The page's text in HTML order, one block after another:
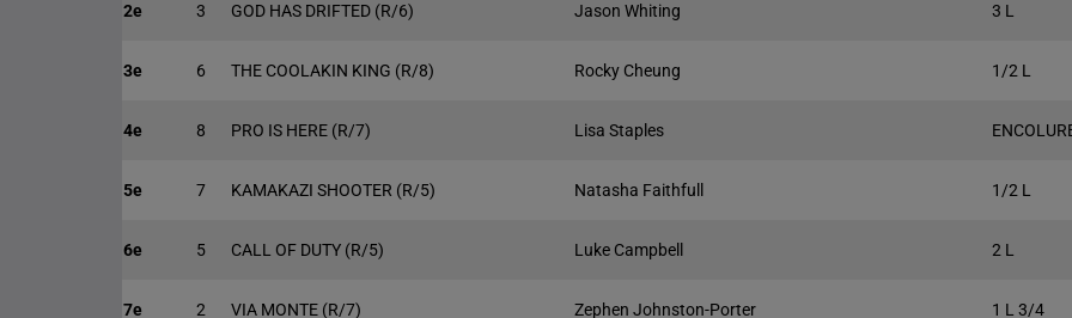
2e 3 GOD HAS DRIFTED (R/6) Jason Whiting 3 L
3e 6 THE COOLAKIN KING (R/8) Rocky Cheung 1/2 L
4e 8 PRO IS HERE (R/7) Lisa Staples
5e 7 KAMAKAZI SHOOTER (R/5) Natasha Faithfull 1/2 L
6e 5 CALL OF DUTY (R/5) Luke Campbell 2 L
7e 2 VIA MONTE (R/7) Zephen Johnston-Porter 1 L 3/4